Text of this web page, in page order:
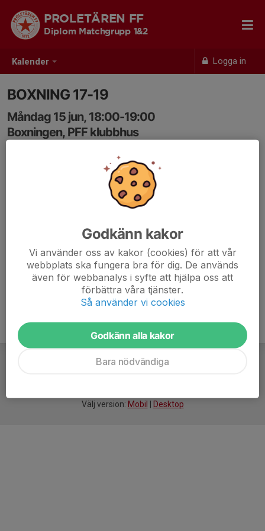
Kalender Logga in
PROLETÄREN FF
Diplom Matchgrupp 1&2
BOXNING 17-19
Måndag 15 jun, 18:00-19:00
Boxningen, PFF klubbhus
Välj version: Mobil Desktop
Godkänn kakor
Vi använder oss av kakor (cookies) för att vår
webbplats ska fungera bra för dig. De används
även för webbanalys i syfte att hjälpa oss att
förbättra våra tjänster.
Så använder vi cookies
Godkänn alla kakor
Bara nödvändiga